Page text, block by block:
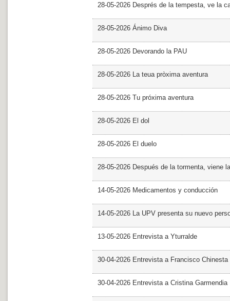
28-05-2026 Després de la tempesta, ve la
28-05-2026 Ánimo Diva
28-05-2026 Devorando la PAU
28-05-2026 La teua pròxima aventura
28-05-2026 Tu próxima aventura
28-05-2026 El dol
28-05-2026 El duelo
28-05-2026 Después de la tormenta, viene
14-05-2026 Medicamentos y conducción
14-05-2026 La UPV presenta su nuevo
13-05-2026 Entrevista a Yturralde
30-04-2026 Entrevista a Francisco Chinesta
30-04-2026 Entrevista a Cristina Garmendia